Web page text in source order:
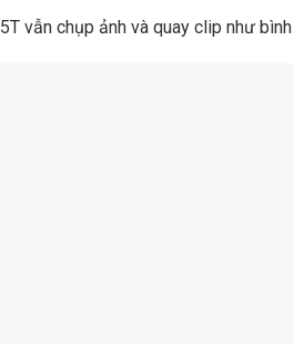
vẫn chụp ảnh và quay clip như